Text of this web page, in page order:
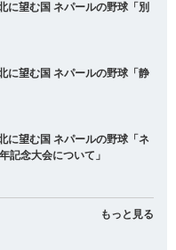
に望む国 ネパールの野球「別
に望む国 ネパールの野球「静
に望む国 ネパールの野球「ネ
記念大会について」
もっと見る